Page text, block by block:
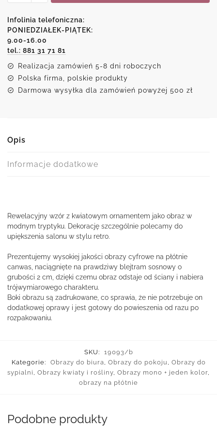
ornament
Infolinia telefoniczna:
PONIEDZIAŁEK-PIĄTEK:
9.00-16.00
tel.: 881 31 71 81
Realizacja zamówień 5-8 dni roboczych
Polska firma, polskie produkty
Darmowa wysyłka dla zamówień powyżej 500 zł
Opis
Informacje dodatkowe
Rewelacyjny wzór z kwiatowym ornamentem jako obraz w
modnym tryptyku. Dekorację szczególnie polecamy do
upiększenia salonu w stylu retro.
Prezentujemy wysokiej jakości obrazy cyfrowe na płótnie
canwas, naciągnięte na prawdziwy blejtram sosnowy o
grubości 2 cm, dzięki czemu obraz odstaje od ściany i nabiera
trójwymiarowego charakteru.
Boki obrazu są zadrukowane, co sprawia, że nie potrzebuje on
dodatkowej oprawy i jest gotowy do powieszenia od razu po
rozpakowaniu.
SKU:
19093/b
Kategorie:
Obrazy do biura Obrazy do pokoju
Obrazy do
sypialni
Obrazy kwiaty i rośliny Obrazy mono + jeden kolor
obrazy na płótnie
Podobne produkty